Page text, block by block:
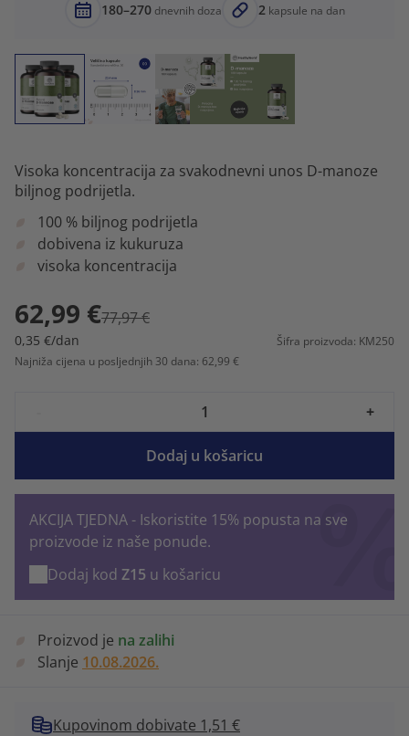
180–270dnevnih doza 2kapsule na dan
Visoka koncentracija za svakodnevni unos D-manoze
biljnog podrijetla.
100 % biljnog podrijetla
dobivena iz kukuruza
visoka koncentracija
62,99 €77,97 €
0,35 €/dan
Šifra proizvoda: KM250
Najniža cijena u posljednjih 30 dana: 62,99 €
+
Dodaj u košaricu
AKCIJA TJEDNA - Iskoristite 15% popusta na sve
proizvode iz naše ponude.
Dodaj kod Z15 u košaricu
Proizvod je na zalihi
Slanje 10.08.2026.
Kupovinom dobivate 1,51 €